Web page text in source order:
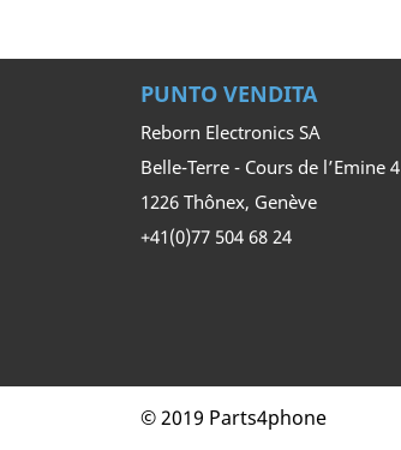
PUNTO VENDITA
Reborn Electronics SA
Belle-Terre - Cours de l’Emine 4
1226 Thônex, Genève
+41(0)77 504 68 24
© 2019 Parts4phone